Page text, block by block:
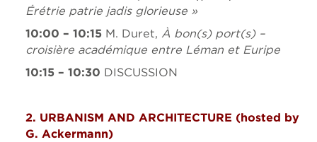
Érétrie patrie jadis glorieuse »
10:00 – 10:15 M. Duret, À bon(s) port(s) –
croisière académique entre Léman et Euripe
10:15 – 10:30 DISCUSSION
2. URBANISM AND ARCHITECTURE (hosted by
G. Ackermann)